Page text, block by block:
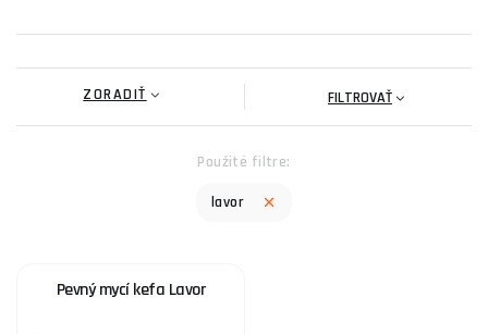
ZORADIŤ FILTROVAŤ
Použité filtre:
lavor
Pevný mycí kefa Lavor